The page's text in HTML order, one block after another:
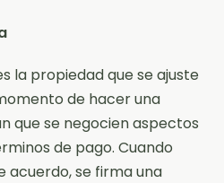
la propiedad que se ajuste
de hacer una
que se negocien aspectos
de pago. Cuando
acuerdo, se firma una